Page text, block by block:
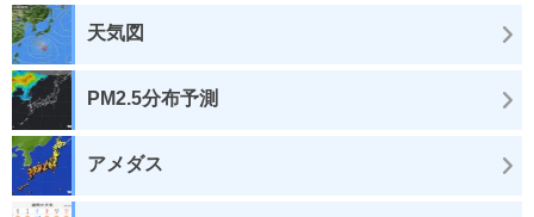
天気図
PM2.5分布予測
アメダス